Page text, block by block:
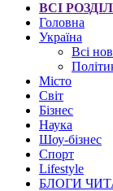
ВСІ
Головна
Україна
Всі
Місто
Світ
Бізнес
Наука
Шоу-бізнес
Спорт
Lifestyle
БЛОГИ